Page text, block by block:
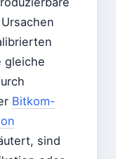
gleiche
Bitkom-
sind